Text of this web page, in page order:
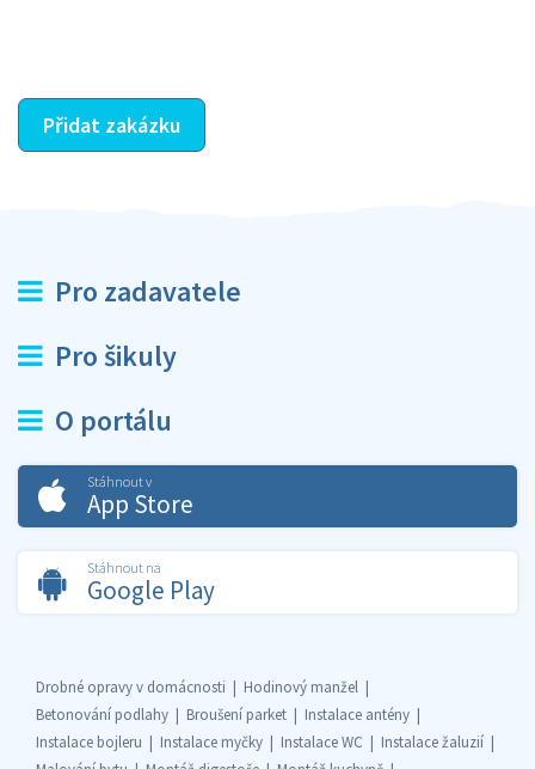
Přidat zakázku
Pro zadavatele
Pro šikuly
O portálu
Stáhnout v
App Store
Stáhnout na
Google Play
Drobné opravy v domácnosti
Hodinový manžel
Betonování podlahy
Broušení parket
Instalace antény
Instalace bojleru
Instalace myčky Instalace WC
Instalace žaluzií